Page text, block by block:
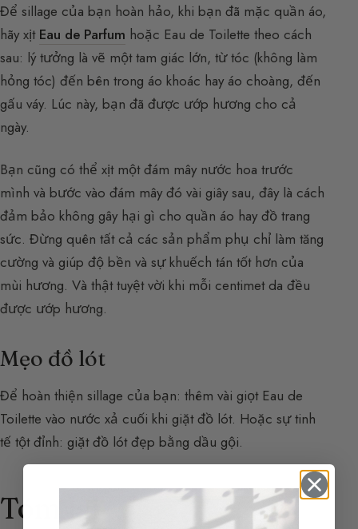
Để sillage của bạn hoàn hảo, khi bạn đã mặc quần áo,
hãy xịt Eau de Parfum hoặc Eau de Toilette theo cách
sau: lý tưởng là vẽ một tam giác lớn, từ tóc (không làm
hỏng tóc) đến bên trong áo khoác hay áo choàng, đến
gấu váy. Lúc này, bạn đã được ướp hương cho cả
ngày.
Bạn cũng có thể xịt một đám mây nước hoa trước
mình và bước vào đám mây đó vài giây sau, đây là cách
đảm bảo không gây hại gì cho quần áo hay đồ trang
sức. Đừng quên tất cả các sản phẩm phụ chỉ làm tăng
cường và giúp độ bền và sự khuếch tán tốt hơn của
mùi hương. Và thật tuyệt vời khi mỗi centimet da đều
được ướp hương.
Mẹo đồ lót
Để hoàn thiện sillage của bạn: thêm vài giọt Eau de
Toilette vào nước xả cuối khi giặt đồ lót. Hoặc sự tinh
tế tột đỉnh: giặt đồ lót đẹp bằng dầu gội.
Tóm lại